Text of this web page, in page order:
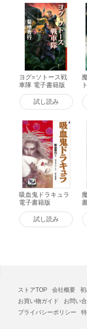
ヨグ=ソトース戦
車隊 電子書籍版
試し読み
吸血鬼ドラキュラ
電子書籍版
試し読み
ストアTOP 会社概要
お買い物ガイド
お問い
プライバシーポリシー